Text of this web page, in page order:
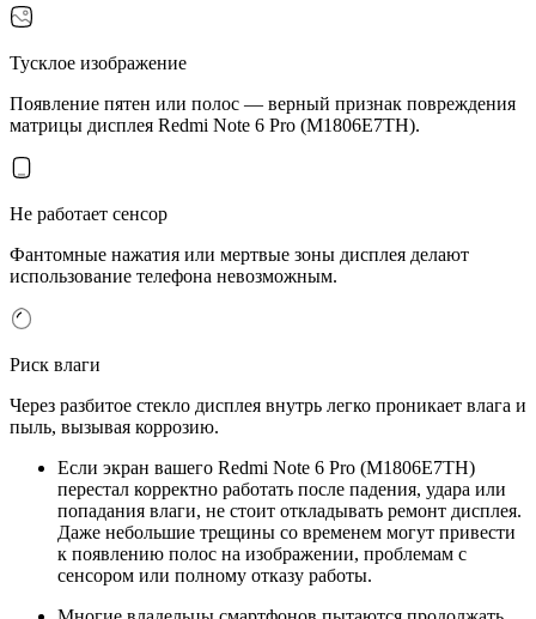
Тусклое изображение
Появление пятен или полос — верный признак повреждения
матрицы дисплея Redmi Note 6 Pro (M1806E7TH).
Не работает сенсор
Фантомные нажатия или мертвые зоны дисплея делают
использование телефона невозможным.
Риск влаги
Через разбитое стекло дисплея внутрь легко проникает влага и
пыль, вызывая коррозию.
Если экран вашего Redmi Note 6 Pro (M1806E7TH)
перестал корректно работать после падения, удара или
попадания влаги, не стоит откладывать ремонт дисплея.
Даже небольшие трещины со временем могут привести
к появлению полос на изображении, проблемам с
сенсором или полному отказу работы.